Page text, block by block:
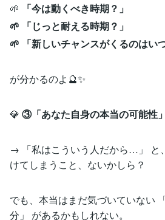
🌱
「今は動くべき時期？」
🌱 「じっと耐える時期？」
🌱 「新しいチャンスがくるのはい
が分かるのよ🔮✨
💎 ③「あなた自身の本当の可能性」
→ 「私はこういう人だから…」 と
けてしまうこと、ないかしら？
でも、本当はまだ気づいていない
分」 があるかもしれない。